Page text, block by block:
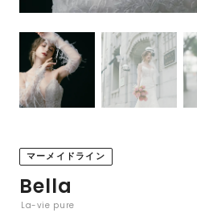
マーメイドライン
Bella
La-vie pure